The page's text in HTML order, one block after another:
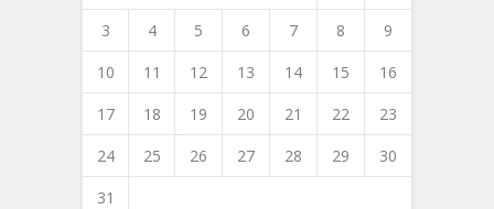
3
4 5 6 7 8
9
10
11 12 13 14 15
16
17
18 19 20 21 22
23
24
25 26 27 28 29
30
31